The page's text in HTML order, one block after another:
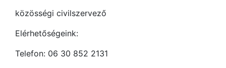
közösségi civilszervező
Elérhetőségeink:
Telefon: 06 30 852 2131